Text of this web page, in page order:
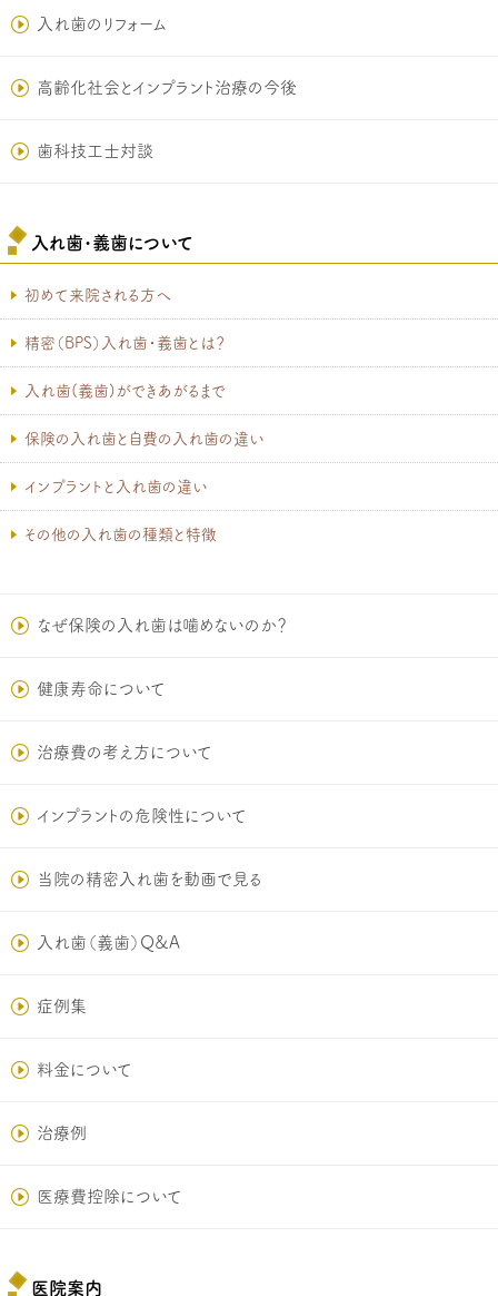
入れ歯のリフォーム
高齢化社会とインプラント治療の今後
歯科技工士対談
入れ歯･義歯について
初めて来院される方へ
精密（BPS）入れ歯・義歯とは？
入れ歯(義歯)ができあがるまで
保険の入れ歯と自費の入れ歯の違い
インプラントと入れ歯の違い
その他の入れ歯の種類と特徴
なぜ保険の入れ歯は噛めないのか？
健康寿命について
治療費の考え方について
インプラントの危険性について
当院の精密入れ歯を動画で見る
入れ歯（義歯）Q&A
症例集
料金について
治療例
医療費控除について
医院案内